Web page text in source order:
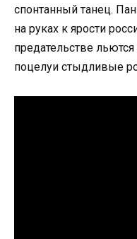
спонтанный танец.
на руках к ярости
предательстве
поцелуи стыдливые